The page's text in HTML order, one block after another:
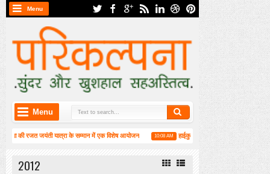
Menu
Menu
जयंती यात्रा के सम्मान में एक विशेष आयोजन 10:08 AM हाईकु गंगा पटल पर हाइगा की कार्यशाला संपन्न
2012